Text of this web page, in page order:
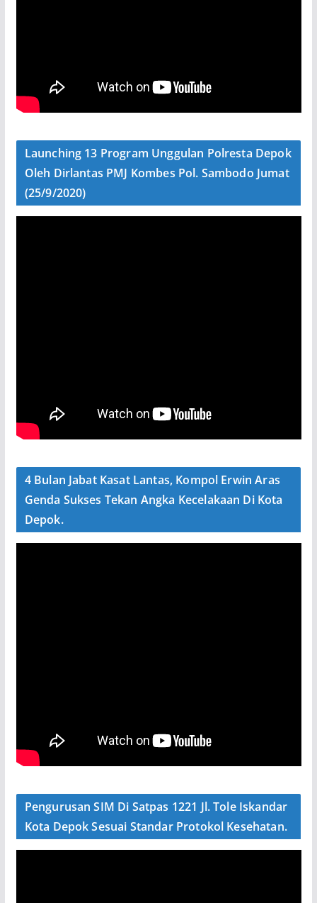
Launching 13 Program Unggulan Polresta Depok
Oleh Dirlantas PMJ Kombes Pol. Sambodo Jumat
(25/9/2020)
4 Bulan Jabat Kasat Lantas, Kompol Erwin Aras
Genda Sukses Tekan Angka Kecelakaan Di Kota
Depok.
Pengurusan SIM Di Satpas 1221 Jl. Tole Iskandar
Kota Depok Sesuai Standar Protokol Kesehatan.